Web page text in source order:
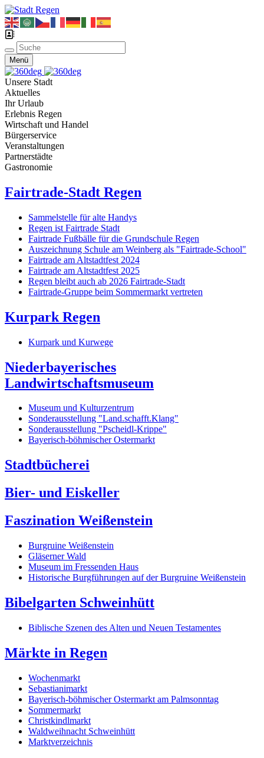
Menü
Unsere Stadt
Aktuelles
Ihr Urlaub
Erlebnis Regen
Wirtschaft und Handel
Bürgerservice
Veranstaltungen
Partnerstädte
Gastronomie
Fairtrade-Stadt Regen
Sammelstelle für alte Handys
Regen ist Fairtrade Stadt
Fairtrade Fußbälle für die Grundschule Regen
Auszeichnung Schule am Weinberg als "Fairtrade-School"
Fairtrade am Altstadtfest 2024
Fairtrade am Altstadtfest 2025
Regen bleibt auch ab 2026 Fairtrade-Stadt
Fairtrade-Gruppe beim Sommermarkt vertreten
Kurpark Regen
Kurpark und Kurwege
Niederbayerisches
Landwirtschaftsmuseum
Museum und Kulturzentrum
Sonderausstellung "Land.schafft.Klang"
Sonderausstellung "Pscheidl-Krippe"
Bayerisch-böhmischer Ostermarkt
Stadtbücherei
Bier- und Eiskeller
Faszination Weißenstein
Burgruine Weißenstein
Gläserner Wald
Museum im Fressenden Haus
Historische Burgführungen auf der Burgruine Weißenstein
Bibelgarten Schweinhütt
Biblische Szenen des Alten und Neuen Testamentes
Märkte in Regen
Wochenmarkt
Sebastianimarkt
Bayerisch-böhmischer Ostermarkt am Palmsonntag
Sommermarkt
Christkindlmarkt
Waldweihnacht Schweinhütt
Marktverzeichnis